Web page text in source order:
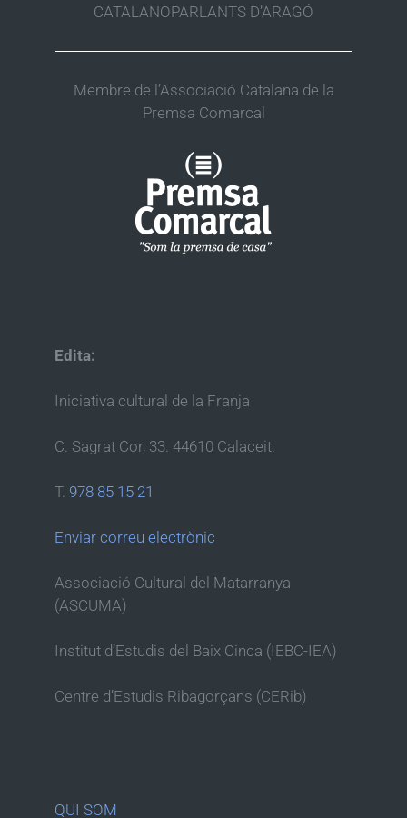
CATALANOPARLANTS D’ARAGÓ
Membre de l’Associació Catalana de la
Premsa Comarcal
Edita:
Iniciativa cultural de la Franja
C. Sagrat Cor, 33. 44610 Calaceit.
T. 978 85 15 21
Enviar correu electrònic
Associació Cultural del Matarranya
(ASCUMA)
Institut d’Estudis del Baix Cinca (IEBC-IEA)
Centre d’Estudis Ribagorçans (CERib)
QUI SOM